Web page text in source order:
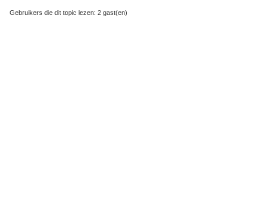
Gebruikers die dit topic lezen: 2 gast(en)